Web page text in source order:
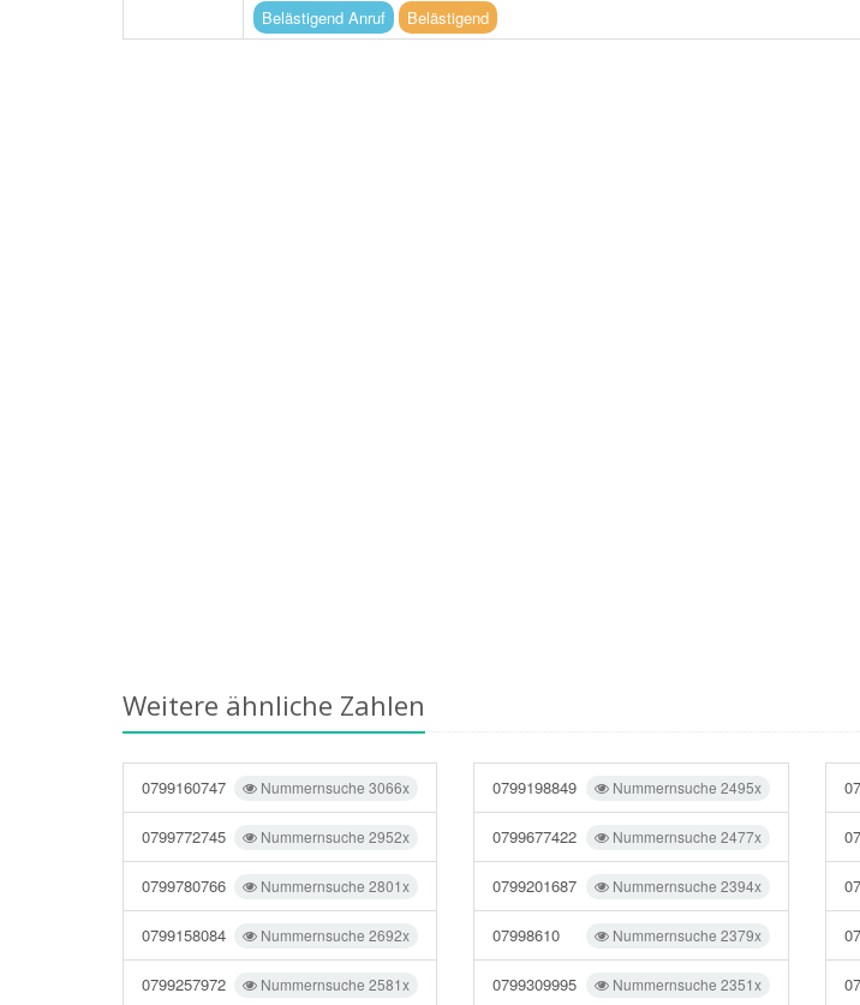
Belästigend Anruf
Belästigend
Weitere ähnliche Zahlen
Nummernsuche 3066x
0799160747
Nummernsuche 2952x
0799772745
Nummernsuche 2801x
0799780766
Nummernsuche 2692x
0799158084
Nummernsuche 2581x
0799257972
Nummernsuche 2495x
0799198849
Nummernsuche 2477x
0799677422
Nummernsuche 2394x
0799201687
Nummernsuche 2379x
07998610
Nummernsuche 2351x
0799309995